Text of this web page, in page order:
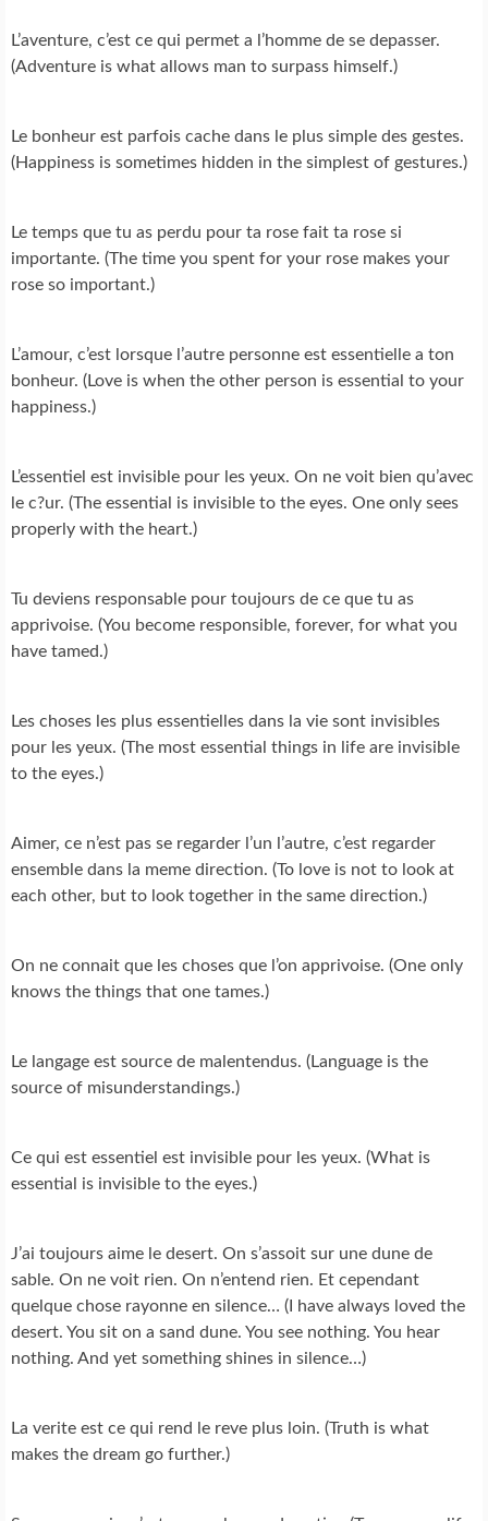
L’aventure, c’est ce qui permet a l’homme de se depasser.
(Adventure is what allows man to surpass himself.)
Le bonheur est parfois cache dans le plus simple des gestes.
(Happiness is sometimes hidden in the simplest of gestures.)
Le temps que tu as perdu pour ta rose fait ta rose si
importante. (The time you spent for your rose makes your
rose so important.)
L’amour, c’est lorsque l’autre personne est essentielle a ton
bonheur. (Love is when the other person is essential to your
happiness.)
L’essentiel est invisible pour les yeux. On ne voit bien qu’avec
le c?ur. (The essential is invisible to the eyes. One only sees
properly with the heart.)
Tu deviens responsable pour toujours de ce que tu as
apprivoise. (You become responsible, forever, for what you
have tamed.)
Les choses les plus essentielles dans la vie sont invisibles
pour les yeux. (The most essential things in life are invisible
to the eyes.)
Aimer, ce n’est pas se regarder l’un l’autre, c’est regarder
ensemble dans la meme direction. (To love is not to look at
each other, but to look together in the same direction.)
On ne connait que les choses que l’on apprivoise. (One only
knows the things that one tames.)
Le langage est source de malentendus. (Language is the
source of misunderstandings.)
Ce qui est essentiel est invisible pour les yeux. (What is
essential is invisible to the eyes.)
J’ai toujours aime le desert. On s’assoit sur une dune de
sable. On ne voit rien. On n’entend rien. Et cependant
quelque chose rayonne en silence… (I have always loved the
desert. You sit on a sand dune. You see nothing. You hear
nothing. And yet something shines in silence…)
La verite est ce qui rend le reve plus loin. (Truth is what
makes the dream go further.)